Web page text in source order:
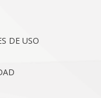
DE USO